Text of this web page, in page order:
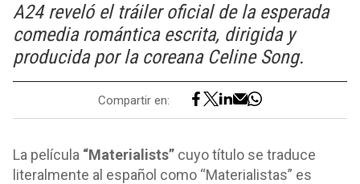
A24 reveló el tráiler oficial de la esperada
comedia romántica escrita, dirigida y
producida por la coreana Celine Song.
Compartir en:
La película “Materialists” cuyo título se traduce
literalmente al español como “Materialistas” es